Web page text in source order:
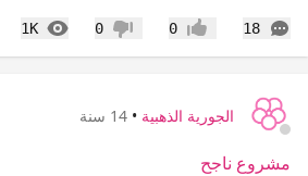
18
التعليقات إعجاب0 عدم إعجاب
0
1K
المشاهدات
الجورية الذهبية • 14 سنة
مشروع ناجح